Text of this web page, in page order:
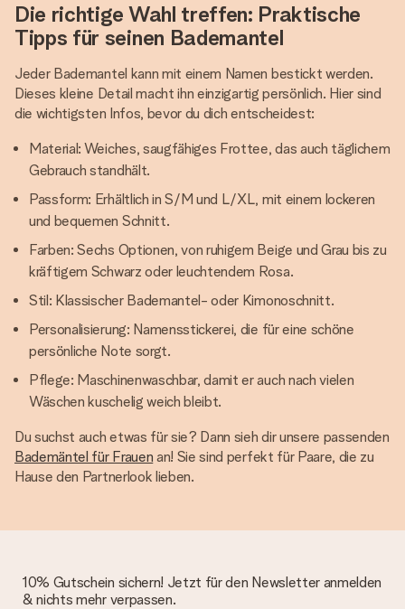
Die richtige Wahl treffen: Praktische
Tipps für seinen Bademantel
Jeder Bademantel kann mit einem Namen bestickt werden.
Dieses kleine Detail macht ihn einzigartig persönlich. Hier sind
die wichtigsten Infos, bevor du dich entscheidest:
Material: Weiches, saugfähiges Frottee, das auch täglichem
Gebrauch standhält.
Passform: Erhältlich in S/M und L/XL, mit einem lockeren
und bequemen Schnitt.
Farben: Sechs Optionen, von ruhigem Beige und Grau bis zu
kräftigem Schwarz oder leuchtendem Rosa.
Stil: Klassischer Bademantel- oder Kimonoschnitt.
Personalisierung: Namensstickerei, die für eine schöne
persönliche Note sorgt.
Pflege: Maschinenwaschbar, damit er auch nach vielen
Wäschen kuschelig weich bleibt.
Du suchst auch etwas für sie? Dann sieh dir unsere passenden
Bademäntel für Frauen an! Sie sind perfekt für Paare, die zu
Hause den Partnerlook lieben.
10% Gutschein sichern! Jetzt für den Newsletter anmelden
& nichts mehr verpassen.